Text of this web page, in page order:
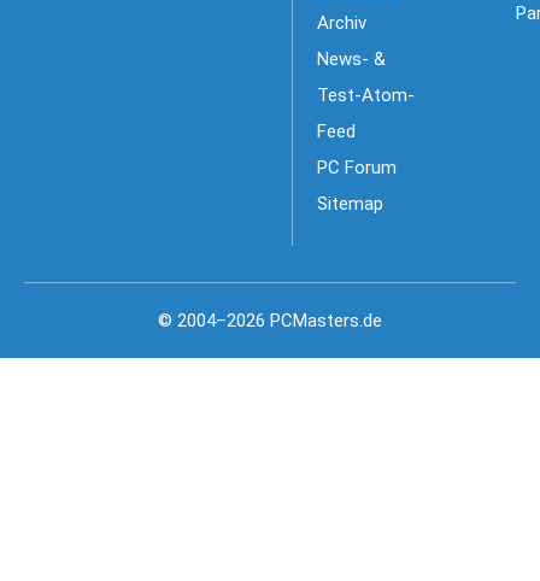
Archiv
News- &
Test-Atom-
Feed
PC Forum
Sitemap
© 2004–2026 PCMasters.de